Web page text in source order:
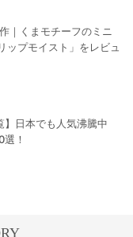
｜くまモチーフのミニ
ップモイスト」をレビュ
】日本でも人気沸騰中
！